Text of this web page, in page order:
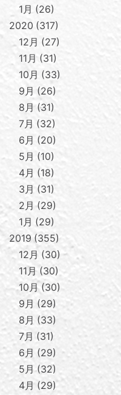
1月
26
2020 317
12月
27
11月
31
10月
33
9月
26
8月 31
7月
32
6月
20
5月
10
4月
18
3月
31
2月
29
1月
29
2019 355
12月
30
11月 30
10月 30
9月
29
8月
33
7月
31
6月
29
5月
32
4月
29